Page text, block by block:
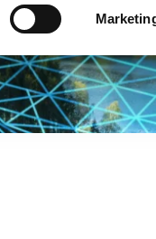
Server übertragen.
Wir speichern
widerrufen.